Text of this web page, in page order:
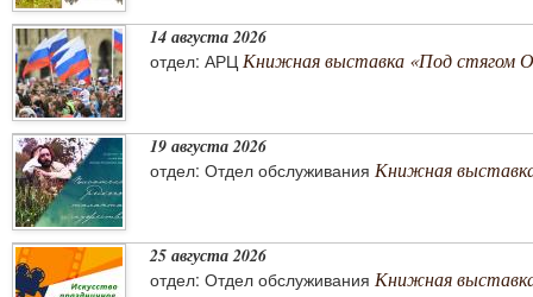
14 августа 2026
отдел: АРЦ Книжная выставка «Под стягом
19 августа 2026
отдел: Отдел обслуживания Книжная
25 августа 2026
отдел: Отдел обслуживания Книжная